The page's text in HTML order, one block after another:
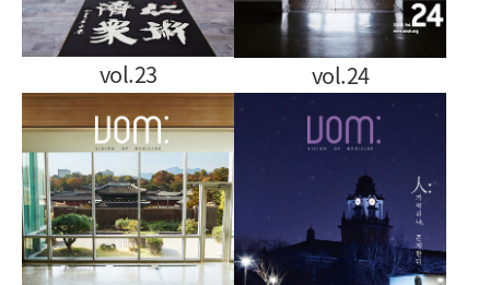
vol.23 vol.24